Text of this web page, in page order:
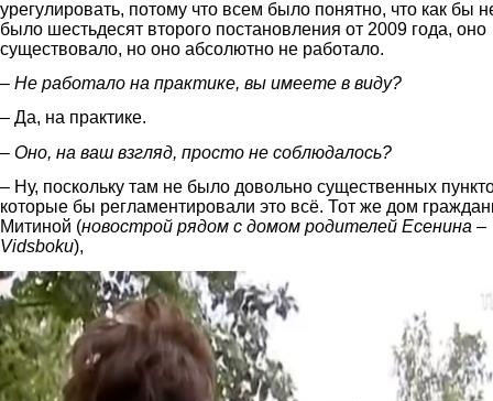
урегулировать, потому что всем было понятно, что как бы
было шестьдесят второго постановления от 2009 года, оно
существовало, но оно абсолютно не работало.
– Не работало на практике, вы имеете в виду?
– Да, на практике.
– Оно, на ваш взгляд, просто не соблюдалось?
– Ну, поскольку там не было довольно существенных
которые бы регламентировали это всё. Тот же дом
Митиной (новострой рядом с домом родителей Есенина –
Vidsboku),
1.jpg